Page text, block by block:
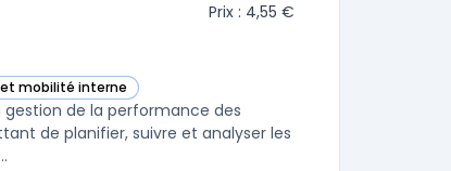
Prix : 4,55 €
mobilité interne
de la performance des
de planifier, suivre et analyser les